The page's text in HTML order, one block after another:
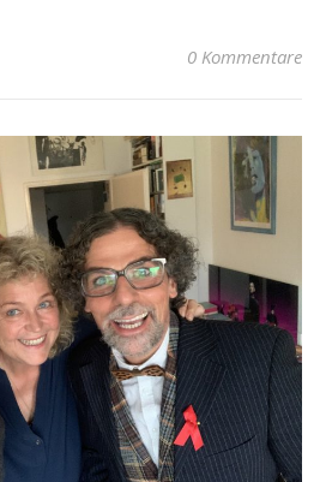
0 Kommentare